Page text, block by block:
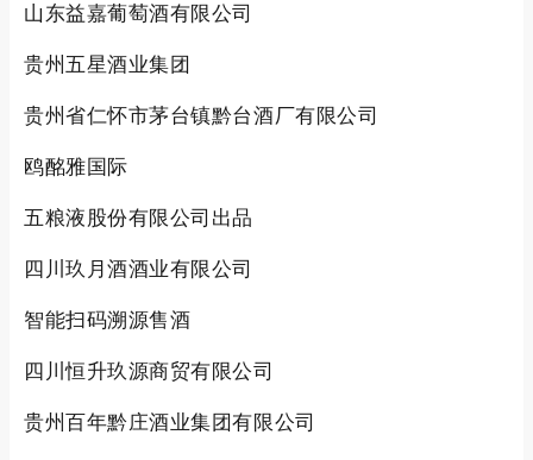
山东益嘉葡萄酒有限公司
贵州五星酒业集团
贵州省仁怀市茅台镇黔台酒厂有限公司
鸥酩雅国际
五粮液股份有限公司出品
四川玖月酒酒业有限公司
智能扫码溯源售酒
四川恒升玖源商贸有限公司
贵州百年黔庄酒业集团有限公司